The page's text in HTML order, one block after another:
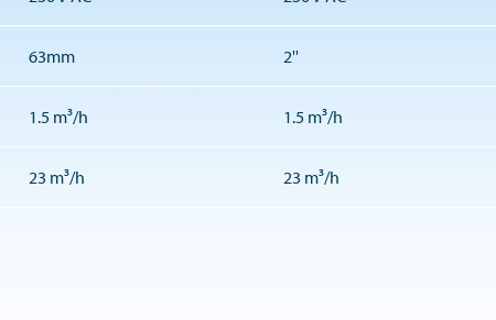
63mm 2''
1.5 m³/h 1.5 m³/h
23 m³/h 23 m³/h